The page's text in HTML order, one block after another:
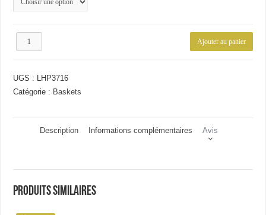
quantité
tendance
Ajouter au panier
UGS : LHP3716
Catégorie : Baskets
Description Informations complémentaires Avis
Produits similaires